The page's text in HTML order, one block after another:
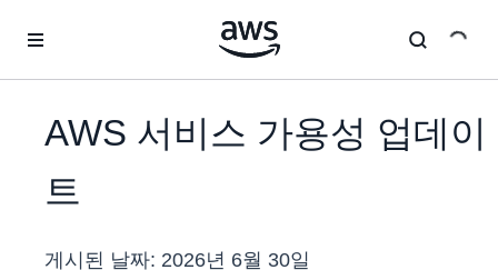
AWS 서비스 가용성 업데이
트
게시된 날짜: 2026년 6월 30일